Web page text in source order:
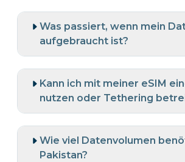
Was passiert, wenn mein
aufgebraucht ist?
Kann ich mit meiner eSIM
nutzen oder Tethering
Wie viel Datenvolumen
Pakistan?